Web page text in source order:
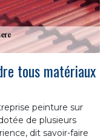
tous matériaux
peinture sur
de plusieurs
dit savoir-faire